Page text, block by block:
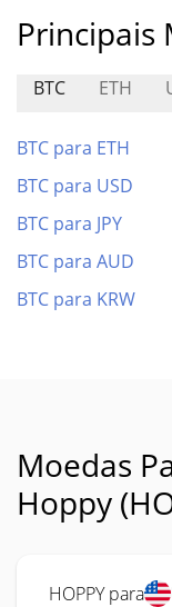
Principais
BTC ETH
BTC para ETH
BTC para USD
BTC para JPY
BTC para AUD
BTC para KRW
Moedas
Hoppy
HOPPY para